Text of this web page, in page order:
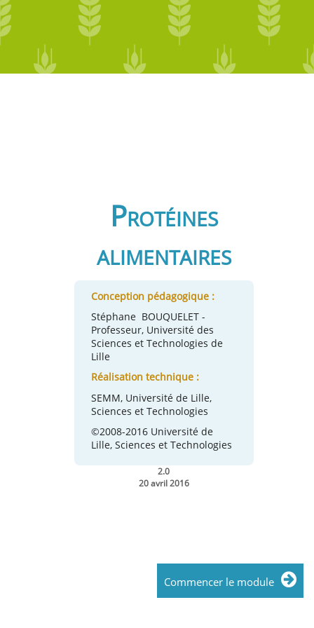
Protéines
alimentaires
Conception pédagogique :
Stéphane BOUQUELET -
Professeur, Université des
Sciences et Technologies de
Lille
Réalisation technique :
SEMM, Université de Lille,
Sciences et Technologies
©2008-2016 Université de
Lille, Sciences et Technologies
2.0
20 avril 2016
Commencer le module